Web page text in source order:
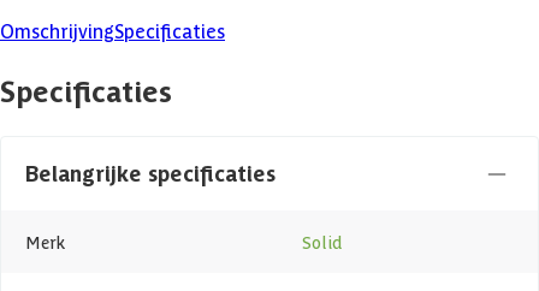
OmschrijvingSpecificaties
Specificaties
Belangrijke specificaties
Merk Solid